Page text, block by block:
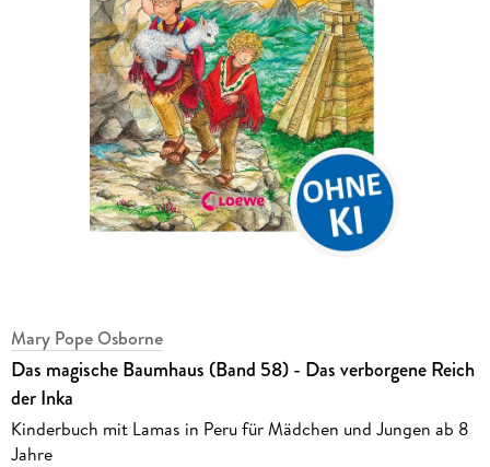
Mary Pope Osborne
Das magische Baumhaus (Band 58) - Das verborgene Reich
der Inka
Kinderbuch mit Lamas in Peru für Mädchen und Jungen ab 8
Jahre